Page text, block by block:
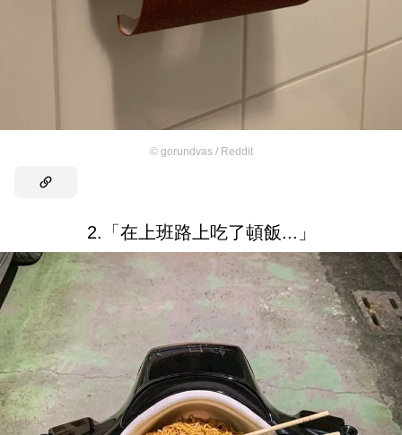
© gorundvas / Reddit
2.「在上班路上吃了頓飯...」